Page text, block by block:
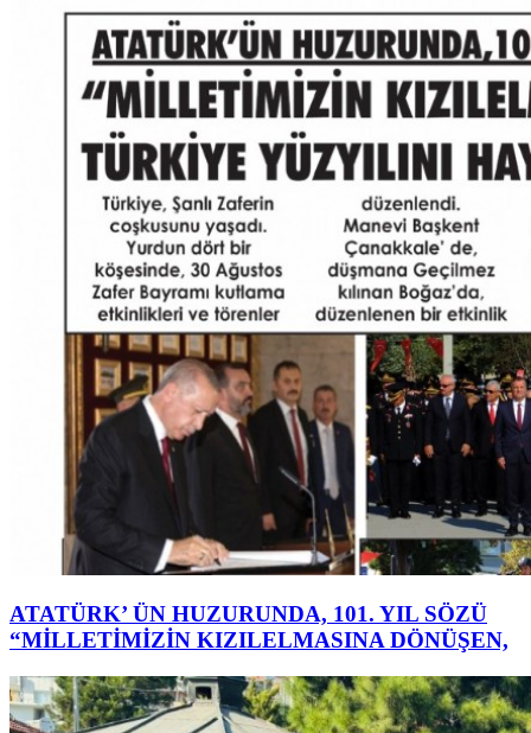
ATATÜRK’ ÜN HUZURUNDA, 101. YIL SÖZÜ
“MİLLETİMİZİN KIZILELMASINA DÖNÜŞEN,